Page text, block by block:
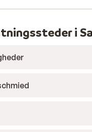
i